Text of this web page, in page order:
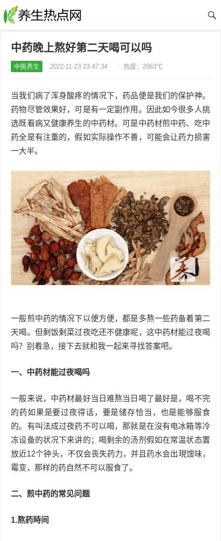
中药晚上熬好第二天喝可以吗
中医养生 2022-11-23 23:47:34 热度：2063℃
当我们病了浑身酸疼的情况下，药品便是我们的保护神。
药物尽管效果好，可是有一定副作用。因此如今很多人挑
选既看病又健康养生的中药材。可是中药材煎中药、吃中
药全是有注重的，假如实际操作不善，可能会让药力损害
一大半。
一般煎中药的情况下以便方便，都是多熬一些药备着第二
天喝。但剩饭剩菜过夜吃还不健康呢，这中药材能过夜喝
吗？别着急，接下去就和我一起来寻找答案吧。
一、中药材能过夜喝吗
一般来说，中药材最好当日难熬当日喝了最好是，喝不完
的药如果是要过夜得话，要是储存恰当，也是能够服食
的。有叫法成过夜药不可以喝，那就是在沒有电冰箱等冷
冻设备的状况下来讲的；喝剩余的汤剂假如在常温状态置
放近12个钟头，不仅会丧失药力，并且药水会出現馊味，
霉变，那样的药自然不可以服食了。
二、煎中药的常见问题
1.熬药時间